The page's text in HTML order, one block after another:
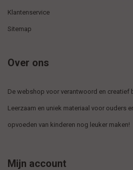
Klantenservice
Sitemap
Over ons
De webshop voor verantwoord en creatief
Leerzaam en uniek materiaal voor ouders
opvoeden van kinderen nog leuker maken!
Mijn account